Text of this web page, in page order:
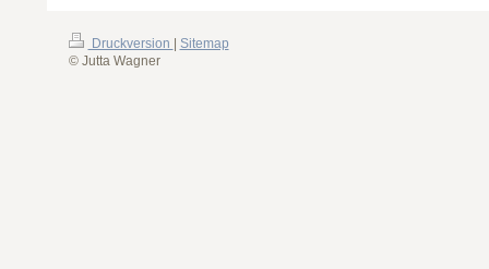
Druckversion
Sitemap
© Jutta Wagner